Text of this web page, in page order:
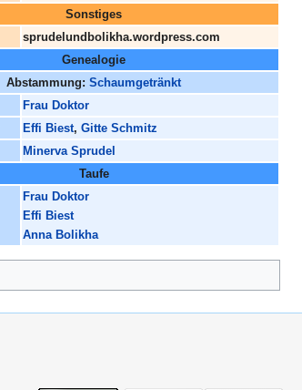
Sonstiges
sprudelundbolikha.wordpress.com
Genealogie
Abstammung: Schaumgetränkt
Frau Doktor
Effi Biest, Gitte Schmitz
Minerva Sprudel
Taufe
Frau Doktor
Effi Biest
Anna Bolikha